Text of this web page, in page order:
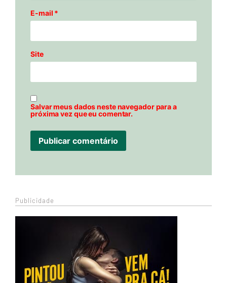
E-mail *
Site
Salvar meus dados neste navegador para a
próxima vez que eu comentar.
Publicidade